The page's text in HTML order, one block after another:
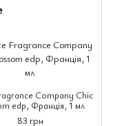
Company Chic
edp, Франція, 1 мл
83 грн